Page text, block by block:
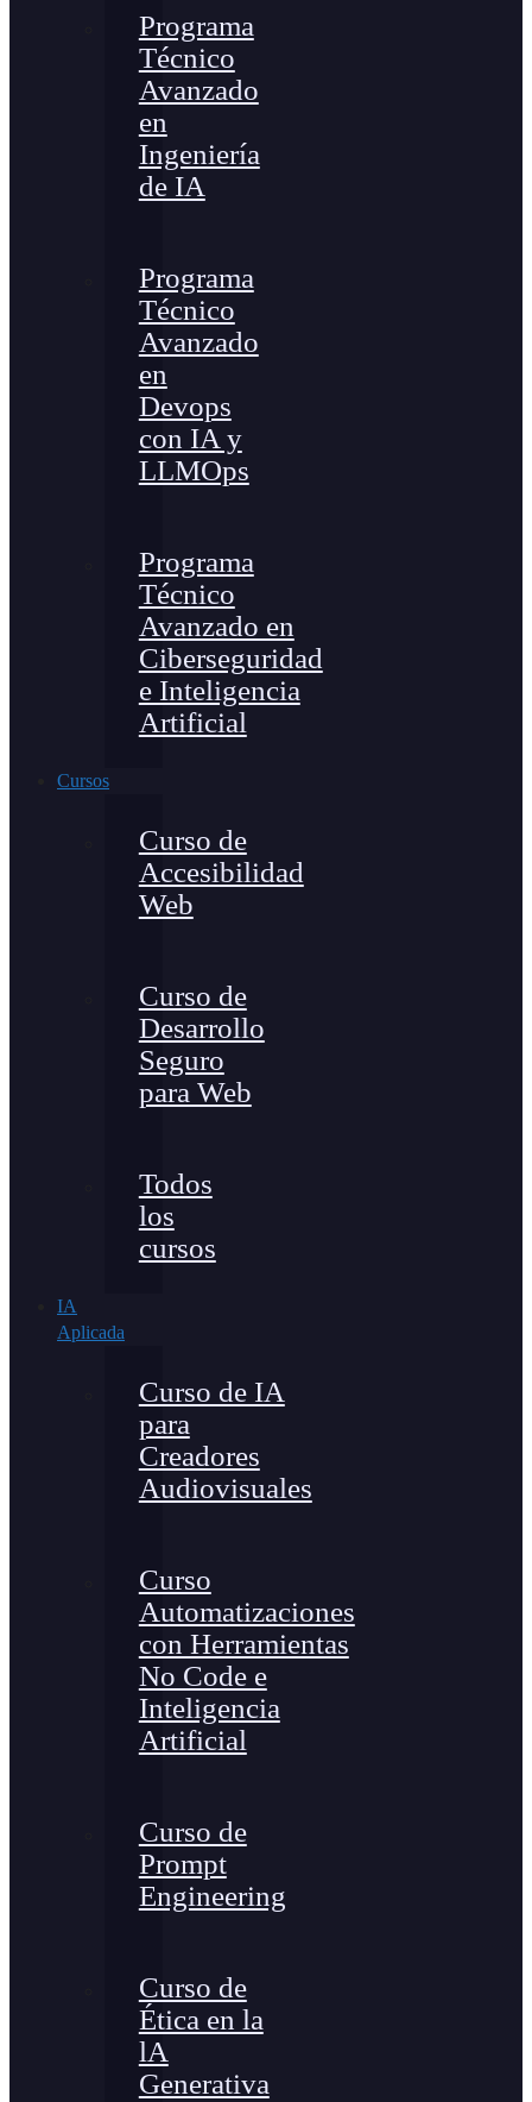
Programa
Técnico
Avanzado
en
Ingeniería
de IA
Programa
Técnico
Avanzado
en
Devops
con IA y
LLMOps
Programa
Técnico
Avanzado en
Ciberseguridad
e Inteligencia
Artificial
Cursos
Curso de
Accesibilidad
Web
Curso de
Desarrollo
Seguro
para Web
Todos
los
cursos
IA
Aplicada
Curso de IA
para
Creadores
Audiovisuales
Curso
Automatizaciones
con Herramientas
No Code e
Inteligencia
Artificial
Curso de
Prompt
Engineering
Curso de
Ética en la
lA
Generativa